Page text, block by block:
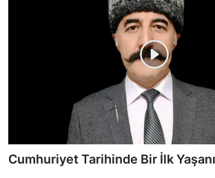
Icic Conference
Cumhuriyet Tarihinde Bir İlk